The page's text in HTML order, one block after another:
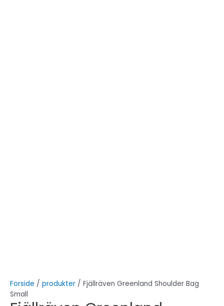
Forside / produkter / Fjällräven Greenland Shoulder Bag
Small